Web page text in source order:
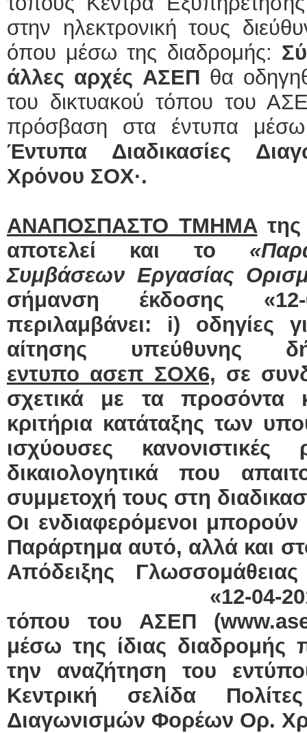
στην ηλεκτρονική τους
όπου μέσω της διαδρομής:
άλλες αρχές ΑΣΕΠ θα
του δικτυακού τόπου του
πρόσβαση στα έντυπα
Έντυπα Διαδικασίες
Χρόνου ΣΟΧ·.
ΑΝΑΠΟΣΠΑΣΤΟ ΤΜΗΜΑτης
αποτελεί και το
Συμβάσεων Εργασίας
σήμανση έκδοσης
περιλαμβάνει: i) οδηγίες
αίτησης υπεύθυνης
εντυπο ασεπ ΣΟΧ6, σε
σχετικά με τα προσόντα
κριτήρια κατάταξης των
ισχύουσες
δικαιολογητικά που
συμμετοχή τους στη
Οι ενδιαφερόμενοι
Παράρτημα αυτό, αλλά και
Απόδειξης
«12-04-
τόπου του ΑΣΕΠ (www.
μέσω της ίδιας διαδρομής
την αναζήτηση του
Κεντρική σελίδα
Διαγωνισμών Φορέων Ορ.